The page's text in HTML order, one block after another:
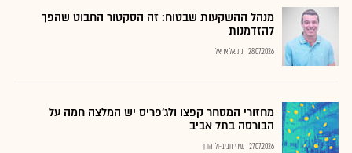
מנהל ההשקעות שבטוח: זה הסקטור החבוט שהפך
להזדמנות
28.07.2026 נתנאל אריאל
מחזורי המסחר קפצו ולג'פריס יש המלצה חמה על
הבורסה בתל אביב
27.07.2026 שירי חביב-ולדהורן